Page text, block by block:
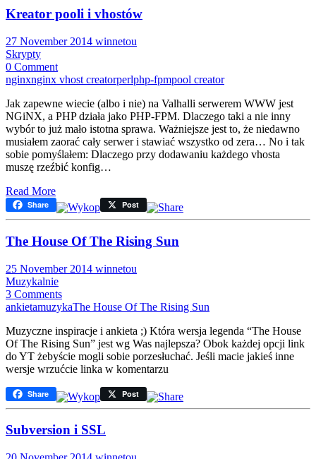
Kreator pooli i vhostów
27 November 2014 winnetou
Skrypty
0 Comment
nginxnginx vhost creatorperlphp-fpmpool creator
Jak zapewne wiecie (albo i nie) na Valhalli serwerem WWW jest
NGiNX, a PHP działa jako PHP-FPM. Dlaczego taki a nie inny
wybór to już mało istotna sprawa. Ważniejsze jest to, że niedawno
musiałem zaorać cały serwer i stawiać wszystko od zera… No i tak
sobie pomyślałem: Dlaczego przy dodawaniu każdego vhosta
muszę rzeźbić konfig…
Read More
Share Post
The House Of The Rising Sun
25 November 2014 winnetou
Muzykalnie
3 Comments
ankietamuzykaThe House Of The Rising Sun
Muzyczne inspiracje i ankieta ;) Która wersja legenda “The House
Of The Rising Sun” jest wg Was najlepsza? Obok każdej opcji link
do YT żebyście mogli sobie porzesłuchać. Jeśli macie jakieś inne
wersje wrzućcie linka w komentarzu
Share Post
Subversion i SSL